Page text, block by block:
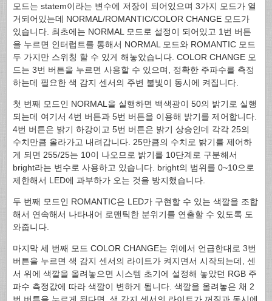
모드는 statem이라는 변수에 저장이 되어있으며 3가지 모드가 열
거되어있는데 NORMAL/ROMANTIC/COLOR CHANGE 모드가
있습니다. 최초에는 NORMAL 모드로 설정이 되어있고 1번 버튼
을 누르면 인터럽트를 통해서 NORMAL 모드와 ROMANTIC 모드
두 가지만 스위칭 할 수 있게 해놓았습니다. COLOR CHANGE 모
드는 3번 버튼을 누르면 사용할 수 있으며, 정확한 주파수를 측정
하는데 필요한 색 감지 센서의 주변 불빛이 동시에 켜집니다.
첫 번째 모드인 NORMAL을 실행하면 백색광이 50의 밝기로 실행
되는데 여기서 4번 버튼과 5번 버튼을 이용해 밝기를 제어합니다.
4번 버튼은 밝기 하강이고 5번 버튼은 밝기 상승인데 각각 25의
수치만큼 올라가고 내려갑니다. 25만큼의 수치로 밝기를 제어하
게 되면 255/25는 10이 나오므로 밝기를 10단계로 구분해서
bright라는 변수로 사용하고 있습니다. bright의 범위를 0~10으로
제한해서 LED에 과부하가 오는 것을 방지했습니다.
두 번째 모드인 ROMANTIC은 LED가 구현할 수 있는 색깔을 조합
해서 연속해서 나타내어 로맨틱한 분위기를 연출할 수 있도록 도
와줍니다.
마지막 세 번째 모드 COLOR CHANGE는 위에서 언급한대로 3번
버튼을 누르면 색 감지 센서의 라이트가 켜지면서 시작되는데, 센
서 위에 색깔을 올려놓으면 시스템 초기에 설정해 놓았던 RGB 주
파수 측정값에 따라 색깔이 변하게 됩니다. 색깔을 올려놓은 채 2